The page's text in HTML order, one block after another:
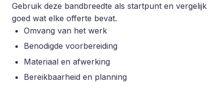
Gebruik deze bandbreedte als startpunt en vergelijk
goed wat elke offerte bevat.
Omvang van het werk
Benodigde voorbereiding
Materiaal en afwerking
Bereikbaarheid en planning